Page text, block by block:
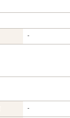
-
-